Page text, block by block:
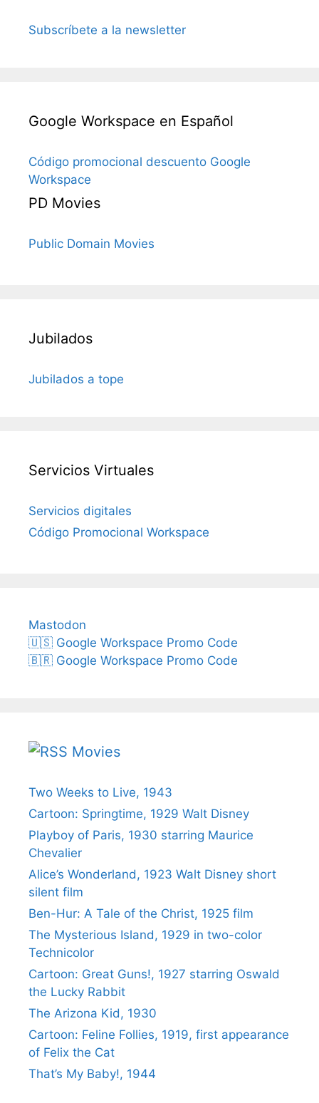
Subscríbete a la newsletter
Google Workspace en Español
Código promocional descuento Google
Workspace
PD Movies
Public Domain Movies
Jubilados
Jubilados a tope
Servicios Virtuales
Servicios digitales
Código Promocional Workspace
Mastodon
🇺🇸 Google Workspace Promo Code
🇧🇷 Google Workspace Promo Code
Movies
Two Weeks to Live, 1943
Cartoon: Springtime, 1929 Walt Disney
Playboy of Paris, 1930 starring Maurice
Chevalier
Alice’s Wonderland, 1923 Walt Disney short
silent film
Ben-Hur: A Tale of the Christ, 1925 film
The Mysterious Island, 1929 in two-color
Technicolor
Cartoon: Great Guns!, 1927 starring Oswald
the Lucky Rabbit
The Arizona Kid, 1930
Cartoon: Feline Follies, 1919, first appearance
of Felix the Cat
That’s My Baby!, 1944